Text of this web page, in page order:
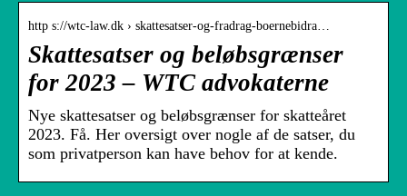
http s://wtc-law.dk › skattesatser-og-fradrag-boernebidra…
Skattesatser og beløbsgrænser
for 2023 – WTC advokaterne
Nye skattesatser og beløbsgrænser for skatteåret
2023. Få. Her oversigt over nogle af de satser, du
som privatperson kan have behov for at kende.